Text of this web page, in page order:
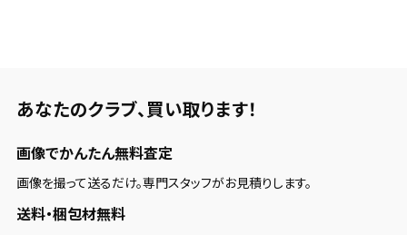
あなたのクラブ、 買い取ります！
画像でかんたん無料査定
画像を撮って送るだけ。専門スタッフがお見積りします。
送料・梱包材無料